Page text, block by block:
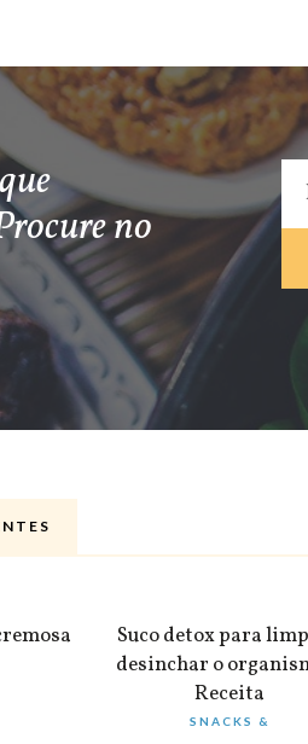
no
Suco detox para
desinchar o
Receita
0
SNACKS &